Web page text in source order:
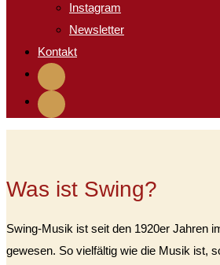
Instagram
Newsletter
Kontakt
Was ist Swing?
Swing-Musik ist seit den 1920er Jahren
gewesen. So vielfältig wie die Musik ist,